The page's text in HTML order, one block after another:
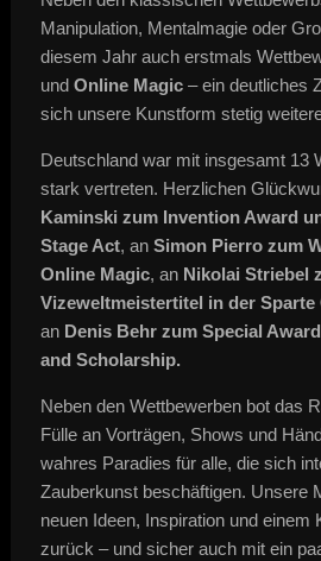
Manipulation, Mentalmagie oder
diesem Jahr auch erstmals
und Online Magic– ein deutliches
sich unsere Kunstform stetig
Deutschland war mit insgesamt 13
stark vertreten. Herzlichen
Kaminski zum Invention Award
Stage Act, an Simon Pierro zum
Online Magic, an Nikolai Striebel
Vizeweltmeistertitel in der Sparte
anDenis Behr zum Special
and Scholarship.
Neben den Wettbewerben bot das
Fülle an Vorträgen, Shows und
wahres Paradies für alle, die sich
Zauberkunst beschäftigen. Unsere
neuen Ideen, Inspiration und einem
zurück – und sicher auch mit ein